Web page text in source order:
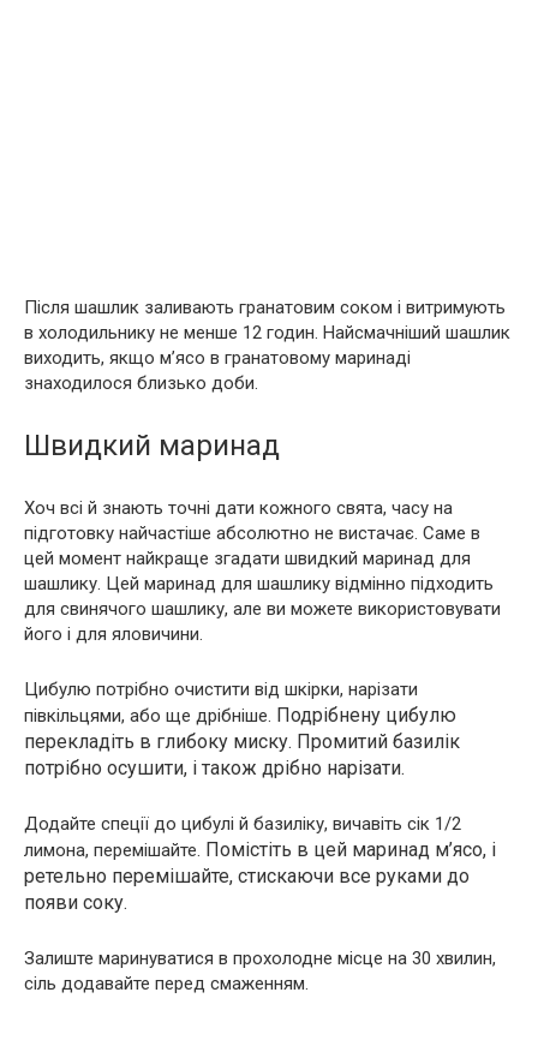
Після шашлик заливають гранатовим соком і витримують
в холодильнику не менше 12 годин. Найсмачніший шашлик
виходить, якщо м’ясо в гранатовому маринаді
знаходилося близько доби.
Швидкий маринад
Хоч всі й знають точні дати кожного свята, часу на
підготовку найчастіше абсолютно не вистачає. Саме в
цей момент найкраще згадати швидкий маринад для
шашлику. Цей маринад для шашлику відмінно підходить
для свинячого шашлику, але ви можете використовувати
його і для яловичини.
Цибулю потрібно очистити від шкірки, нарізати
півкільцями, або ще дрібніше. Подрібнену цибулю
перекладіть в глибоку миску. Промитий базилік
потрібно осушити, і також дрібно нарізати.
Додайте спеції до цибулі й базиліку, вичавіть сік 1/2
лимона, перемішайте. Помістіть в цей маринад м’ясо, і
ретельно перемішайте, стискаючи все руками до
появи соку.
Залиште маринуватися в прохолодне місце на 30 хвилин,
сіль додавайте перед смаженням.